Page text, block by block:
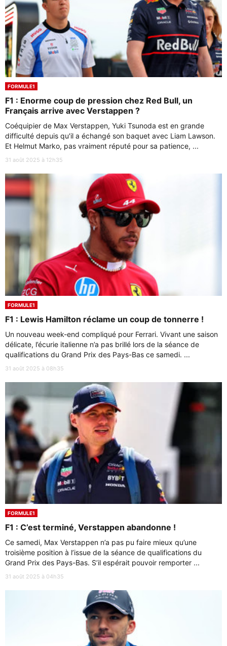
FORMULE1
F1 : Enorme coup de pression chez Red Bull, un
Français arrive avec Verstappen ?
Coéquipier de Max Verstappen, Yuki Tsunoda est en grande
difficulté depuis qu'il a échangé son baquet avec Liam Lawson.
Et Helmut Marko, pas vraiment réputé pour sa patience, ...
31 août 2025 à 12h35
FORMULE1
F1 : Lewis Hamilton réclame un coup de tonnerre !
Un nouveau week-end compliqué pour Ferrari. Vivant une saison
délicate, l’écurie italienne n’a pas brillé lors de la séance de
qualifications du Grand Prix des Pays-Bas ce samedi. ...
31 août 2025 à 08h35
FORMULE1
F1 : C’est terminé, Verstappen abandonne !
Ce samedi, Max Verstappen n’a pas pu faire mieux qu’une
troisième position à l’issue de la séance de qualifications du
Grand Prix des Pays-Bas. S’il espérait pouvoir remporter ...
31 août 2025 à 04h35